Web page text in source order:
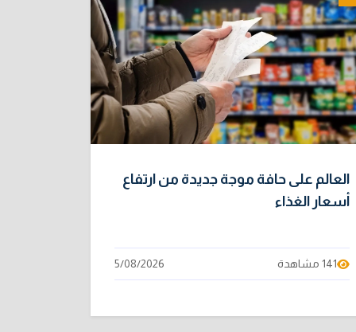
العالم على حافة موجة جديدة من ارتفاع
أسعار الغذاء
141 مشاهدة 5/08/2026